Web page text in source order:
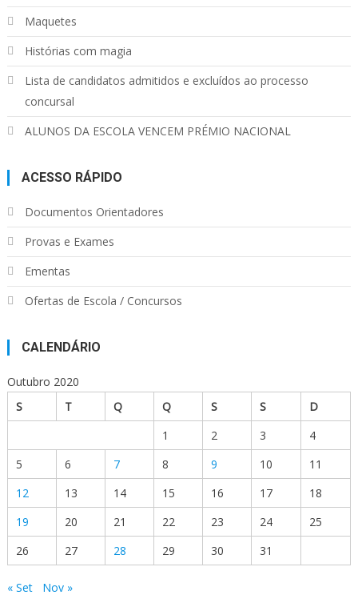
Maquetes
Histórias com magia
Lista de candidatos admitidos e excluídos ao processo
concursal
ALUNOS DA ESCOLA VENCEM PRÉMIO NACIONAL
ACESSO RÁPIDO
Documentos Orientadores
Provas e Exames
Ementas
Ofertas de Escola / Concursos
CALENDÁRIO
Outubro 2020
S
T Q Q S S
D
1
2 3
4
5
6 7 8 9 10
11
12
13 14 15 16 17
18
19
20 21 22 23 24
25
26
27 28 29 30 31
« Set Nov »